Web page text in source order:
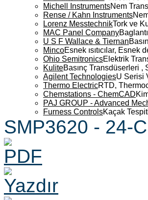
Michell InstrumentsNem
Rense / Kahn Instruments
Lorenz MesstechnikTork ve
MAC Panel Company
U S F Wallace & Tiernan
MincoEsnek ısıtıcılar, Esnek
Ohio SemitronicsElektrik
KuliteBasınç Transdüserleri ,
Agilent TechnologiesU Serisi
Thermo ElectricRTD,
Chemstations - ChemCAD
PAJ GROUP - Advanced
Furness ControlsKaçak
SMP3620 - 24-